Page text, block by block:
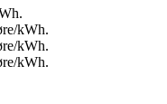
kWh.
kWh.
kWh.